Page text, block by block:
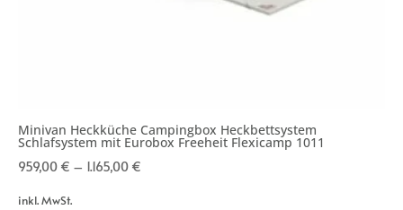
Minivan Heckküche Campingbox Heckbettsystem
Schlafsystem mit Eurobox Freeheit Flexicamp 1011
959,00 € – 1.165,00 €
inkl. MwSt.